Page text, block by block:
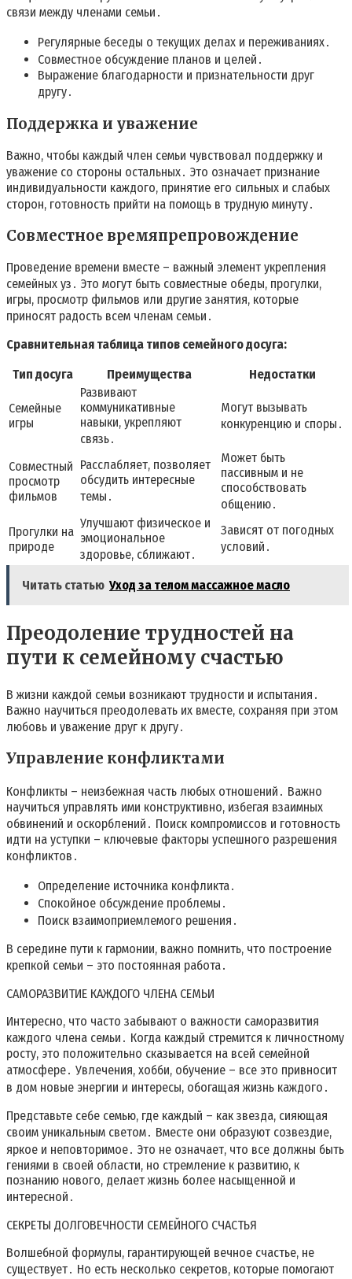
связи между членами семьи․
Регулярные беседы о текущих делах и переживаниях․
Совместное обсуждение планов и целей․
Выражение благодарности и признательности друг
другу․
Поддержка и уважение
Важно, чтобы каждый член семьи чувствовал поддержку и
уважение со стороны остальных․ Это означает признание
индивидуальности каждого, принятие его сильных и слабых
сторон, готовность прийти на помощь в трудную минуту․
Совместное времяпрепровождение
Проведение времени вместе – важный элемент укрепления
семейных уз․ Это могут быть совместные обеды, прогулки,
игры, просмотр фильмов или другие занятия, которые
приносят радость всем членам семьи․
Сравнительная таблица типов семейного досуга:
Тип досуга
Преимущества Недостатки
Семейные
игры
Развивают
коммуникативные
навыки, укрепляют
связь․
Могут вызывать
конкуренцию и споры․
Совместный
просмотр
фильмов
Расслабляет, позволяет
обсудить интересные
темы․
Может быть
пассивным и не
способствовать
общению․
Прогулки на
природе
Улучшают физическое и
эмоциональное
здоровье, сближают․
Зависят от погодных
условий․
Читать статью Уход за телом массажное масло
Преодоление трудностей на
пути к семейному счастью
В жизни каждой семьи возникают трудности и испытания․
Важно научиться преодолевать их вместе, сохраняя при этом
любовь и уважение друг к другу․
Управление конфликтами
Конфликты – неизбежная часть любых отношений․ Важно
научиться управлять ими конструктивно, избегая взаимных
обвинений и оскорблений․ Поиск компромиссов и готовность
идти на уступки – ключевые факторы успешного разрешения
конфликтов․
Определение источника конфликта․
Спокойное обсуждение проблемы․
Поиск взаимоприемлемого решения․
В середине пути к гармонии, важно помнить, что построение
крепкой семьи – это постоянная работа․
САМОРАЗВИТИЕ КАЖДОГО ЧЛЕНА СЕМЬИ
Интересно, что часто забывают о важности саморазвития
каждого члена семьи․ Когда каждый стремится к личностному
росту, это положительно сказывается на всей семейной
атмосфере․ Увлечения, хобби, обучение – все это привносит
в дом новые энергии и интересы, обогащая жизнь каждого․
Представьте себе семью, где каждый – как звезда, сияющая
своим уникальным светом․ Вместе они образуют созвездие,
яркое и неповторимое․ Это не означает, что все должны быть
гениями в своей области, но стремление к развитию, к
познанию нового, делает жизнь более насыщенной и
интересной․
СЕКРЕТЫ ДОЛГОВЕЧНОСТИ СЕМЕЙНОГО СЧАСТЬЯ
Волшебной формулы, гарантирующей вечное счастье, не
существует․ Но есть несколько секретов, которые помогают